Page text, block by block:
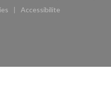
((ouvre une nouvelle fenêtre))
une nouvelle fenêtre))
Accessibilite